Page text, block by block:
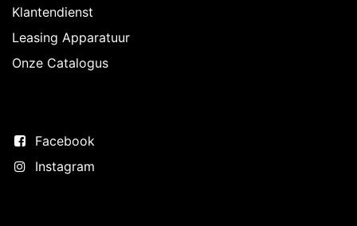
Klantendienst
Leasing Apparatuur
Onze Catalogus
Facebook
Instagram